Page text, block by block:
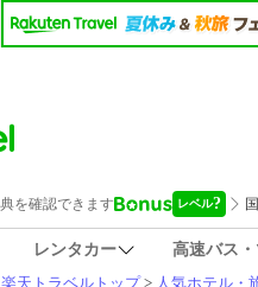
レンタカー 高速バス
楽天トラベルトップ> 人気ホテル・